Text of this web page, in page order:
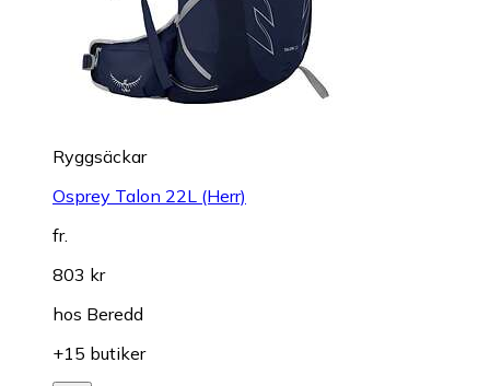
Ryggsäckar
Osprey Talon 22L (Herr)
fr.
803 kr
hos Beredd
+15 butiker